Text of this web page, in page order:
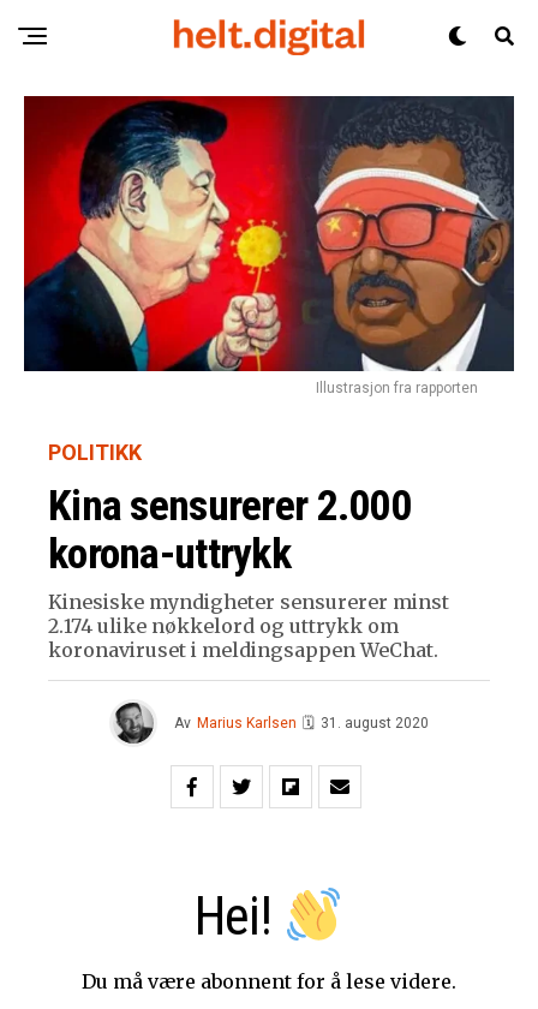
Illustrasjon fra rapporten
POLITIKK
Kina sensurerer 2.000
korona-uttrykk
Kinesiske myndigheter sensurerer minst
2.174 ulike nøkkelord og uttrykk om
koronaviruset i meldingsappen WeChat.
Av Marius Karlsen 🗓 31. august 2020
Hei!
Du må være abonnent for å lese videre.